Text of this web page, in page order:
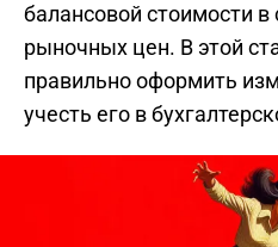
балансовой стоимости
рыночных цен. В этой
правильно оформить
учесть его в